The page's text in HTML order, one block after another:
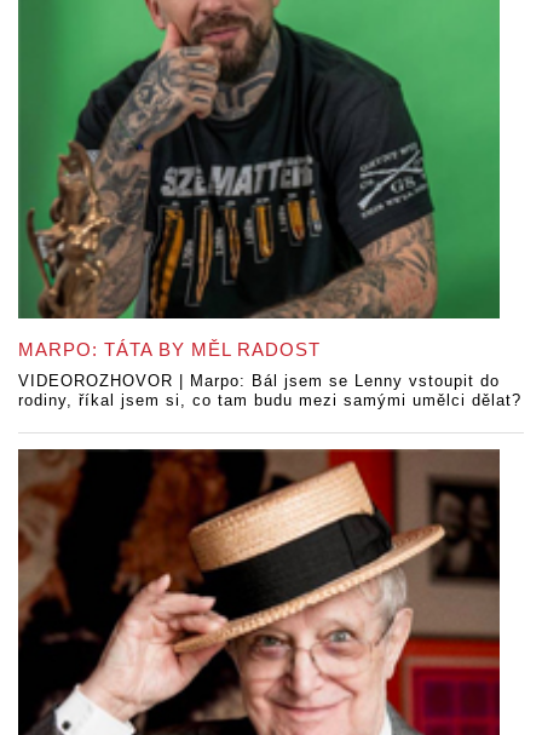
MARPO: TÁTA BY MĚL RADOST
VIDEOROZHOVOR | Marpo: Bál jsem se Lenny vstoupit do
rodiny, říkal jsem si, co tam budu mezi samými umělci dělat?